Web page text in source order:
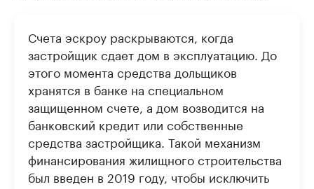
Счета эскроу раскрываются, когда
застройщик сдает дом в эксплуатацию. До
этого момента средства дольщиков
хранятся в банке на специальном
защищенном счете, а дом возводится на
банковский кредит или собственные
средства застройщика. Такой механизм
финансирования жилищного строительства
был введен в 2019 году, чтобы исключить